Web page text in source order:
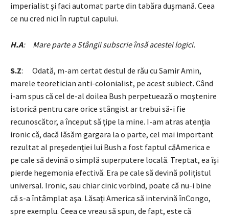
imperialist şi faci automat parte din tabăra duşmană. Ceea
ce nu cred nici în ruptul capului.
H.A: Mare parte a Stângii subscrie însă acestei logici.
S.Z: Odată, m-am certat destul de rău cu Samir Amin,
marele teoretician anti-colonialist, pe acest subiect. Când
i-am spus că cel de-al doilea Bush perpetuează o moştenire
istorică pentru care orice stângist ar trebui să-i fie
recunoscător, a început să ţipe la mine. I-am atras atenţia
ironic că, dacă lăsăm gargara la o parte, cel mai important
rezultat al preşedenţiei lui Bush a fost faptul căAmerica e
pe cale să devină o simplă superputere locală. Treptat, ea îşi
pierde hegemonia efectivă. Era pe cale să devină poliţistul
universal. Ironic, sau chiar cinic vorbind, poate că nu-i bine
că s-a întâmplat aşa. Lăsaţi America să intervină înCongo,
spre exemplu. Ceea ce vreau să spun, de fapt, este că